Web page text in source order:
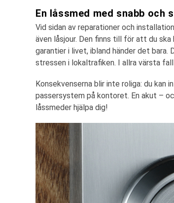
En låssmed med snabb och
Vid sidan av reparationer och
även låsjour. Den finns till för att du
garantier i livet, ibland händer det
stressen i lokaltrafiken. I allra värsta
Konsekvenserna blir inte roliga: du
passersystem på kontoret. En akut –
låssmeder hjälpa dig!